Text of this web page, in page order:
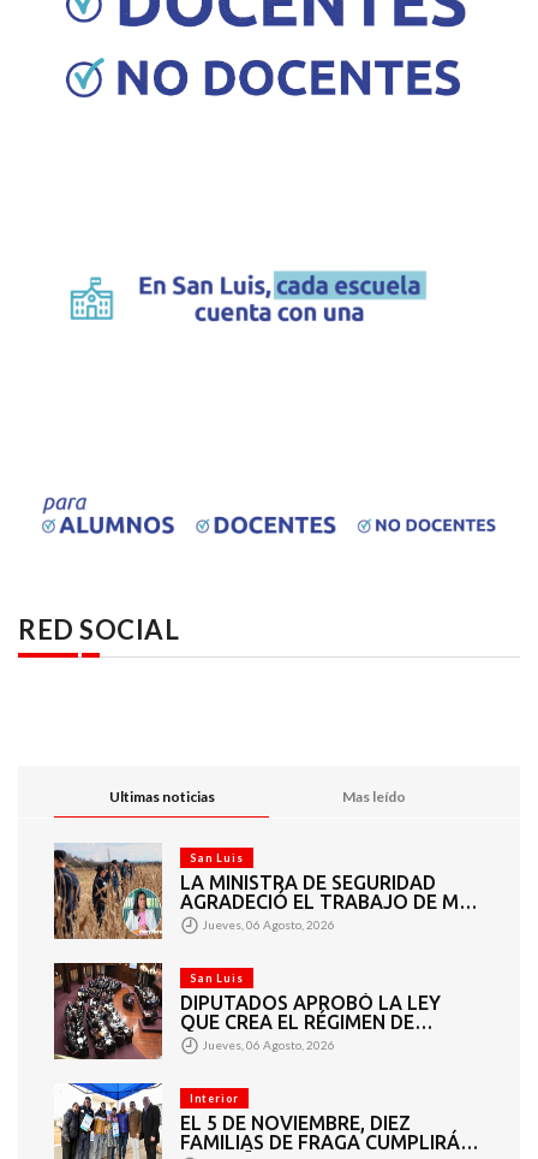
RED SOCIAL
Ultimas noticias Mas leído
San Luis
LA MINISTRA DE SEGURIDAD
AGRADECIÓ EL TRABAJO DE MÁS
DE 200 EFECTIVOS QUE
PARTICIPARON EN LA BÚSQUEDA
Jueves, 06 Agosto, 2026
San Luis
DIPUTADOS APROBÓ LA LEY
QUE CREA EL RÉGIMEN DE
CONSORCIOS PARA GESTIONAR
EL MANTENIMIENTO 4460
RURALES
Jueves, 06 Agosto, 2026
Interior
EL 5 DE NOVIEMBRE, DIEZ
FAMILIAS DE FRAGA CUMPLIRÁN